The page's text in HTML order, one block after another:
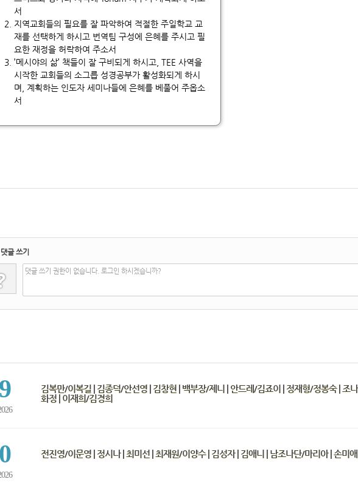
서
지역교회들의 필요를 잘 파악하여 적절한 주일학교 교
재를 선택하게 하시고 번역팀 구성에 은혜를 주시고 필
요한 재정을 허락하여 주소서
’메시야의 삶’ 책들이 잘 구비되게 하시고, TEE 사역을
시작한 교회들의 소그릅 성경공부가 활성화되게 하시
며, 계획하는 인도자 세미나들에 은혜를 베풀어 주옵소
서
댓글 쓰기
댓글 쓰기 권한이 없습니다. 로그인 하시겠습니까?
김복만/이복길 | 김종덕/안선영 | 김창현 | 백부장/제니 | 안드레/김죠이 | 정재형/정봉숙 | 조
화정 | 이재희/김경희
전진영/이문영 | 정시나 | 최미선 | 최재원/이양수 | 김성자 | 김애니 | 남조나단/마리아 | 손미